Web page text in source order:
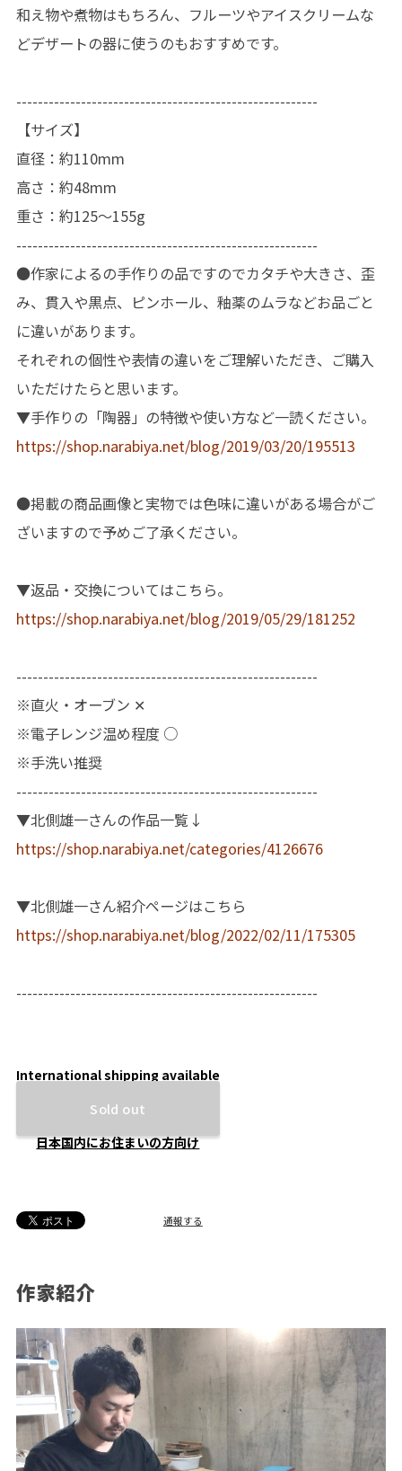
和え物や煮物はもちろん、フルーツやアイスクリームな
どデザートの器に使うのもおすすめです。
--------------------------------------------------------
【サイズ】
直径：約110mm
高さ：約48mm
重さ：約125〜155g
--------------------------------------------------------
●作家によるの手作りの品ですのでカタチや大きさ、歪
み、貫入や黒点、ピンホール、釉薬のムラなどお品ごと
に違いがあります。
それぞれの個性や表情の違いをご理解いただき、ご購入
いただけたらと思います。
▼手作りの「陶器」の特徴や使い方など一読ください。
https://shop.narabiya.net/blog/2019/03/20/195513
●掲載の商品画像と実物では色味に違いがある場合がご
ざいますので予めご了承ください。
▼返品・交換についてはこちら。
https://shop.narabiya.net/blog/2019/05/29/181252
--------------------------------------------------------
※直火・オーブン ✕
※電子レンジ温め程度 ○
※手洗い推奨
--------------------------------------------------------
▼北側雄一さんの作品一覧↓
https://shop.narabiya.net/categories/4126676
▼北側雄一さん紹介ページはこちら
https://shop.narabiya.net/blog/2022/02/11/175305
--------------------------------------------------------
International shipping available
Sold out
日本国内にお住まいの方向け
通報する
作家紹介